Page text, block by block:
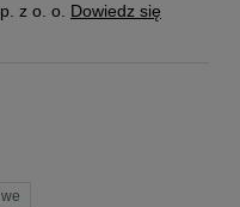
z o. o. Dowiedz się